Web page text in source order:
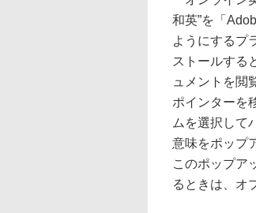
和英”を「
ようにするプ
ストールする
ュメントを閲
ポインターを
ムを選択して
意味をポップ
このポップア
るときは、オ